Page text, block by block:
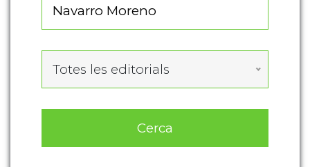
Totes les editorials
Cerca